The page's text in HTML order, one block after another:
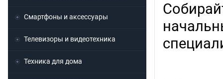
Смартфоны и аксессуары
Телевизоры и видеотехника
Техника для дома